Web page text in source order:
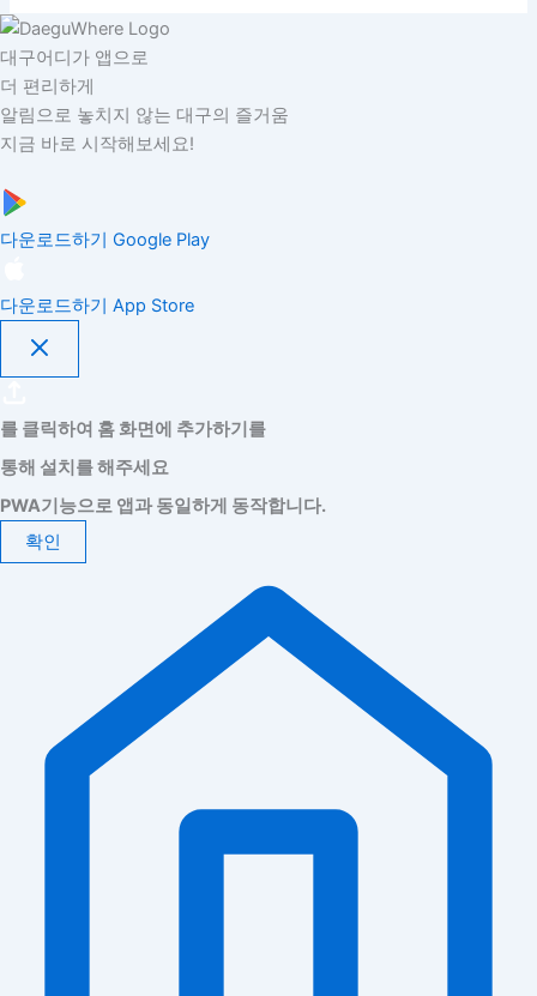
대구어디가 앱으로
더 편리하게
알림으로 놓치지 않는 대구의 즐거움
지금 바로 시작해보세요!
다운로드하기 Google Play
다운로드하기 App Store
를 클릭하여 홈 화면에 추가하기를
통해 설치를 해주세요
PWA기능으로 앱과 동일하게 동작합니다.
확인